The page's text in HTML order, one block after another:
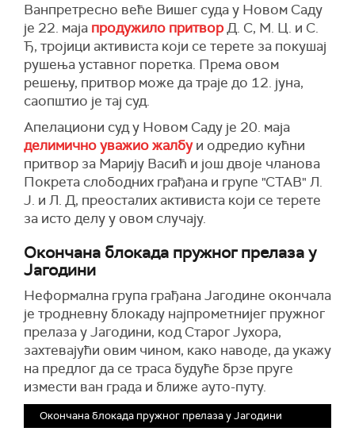
Ванпретресно веће Вишег суда у Новом Саду
је 22. маја продужило притворД. С, М. Ц. и С.
Ђ, тројици активиста који се терете за покушај
рушења уставног поретка. Према овом
решењу, притвор може да траје до 12. јуна,
саопштио је тај суд.
Апелациони суд у Новом Саду је 20. маја
делимично уважио жалбуи одредио кућни
притвор за Марију Васић и још двоје чланова
Покрета слободних грађана и групе "СТАВ" Л.
Ј. и Л. Д, преосталих активиста који се терете
за исто делу у овом случају.
Окончана блокада пружног прелаза у
Јагодини
Неформална група грађана Јагодине окончала
је тродневну блокаду најпрометнијег пружног
прелаза у Јагодини, код Старог Јухора,
захтевајући овим чином, како наводе, да укажу
на предлог да се траса будуће брзе пруге
измести ван града и ближе ауто-путу.
Окончана блокада пружног прелаза у Јагодини